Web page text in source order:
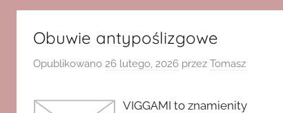
Obuwie antypoślizgowe
Opublikowano 26 lutego, 2026 przez Tomasz
VIGGAMI to znamienity